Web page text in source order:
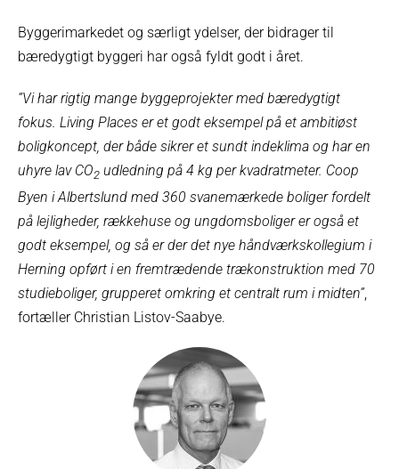
Byggerimarkedet og særligt ydelser, der bidrager til
bæredygtigt byggeri har også fyldt godt i året.
”Vi har rigtig mange byggeprojekter med bæredygtigt
fokus. Living Places er et godt eksempel på et ambitiøst
boligkoncept, der både sikrer et sundt indeklima og har en
uhyre lav CO2 udledning på 4 kg per kvadratmeter. Coop
Byen i Albertslund med 360 svanemærkede boliger fordelt
på lejligheder, rækkehuse og ungdomsboliger er også et
godt eksempel, og så er der det nye håndværkskollegium i
Herning opført i en fremtrædende trækonstruktion med 70
studieboliger, grupperet omkring et centralt rum i midten”,
fortæller Christian Listov-Saabye.